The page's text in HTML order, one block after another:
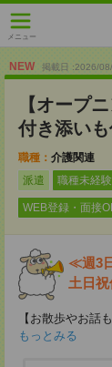
メニュー
NEW 掲載日 :2026/08/
【オープ
付き添い
職種： 介護関連
派遣
職種未経
WEB登録・面接
≪週3
土日祝
【お散歩やお話
もっとみる